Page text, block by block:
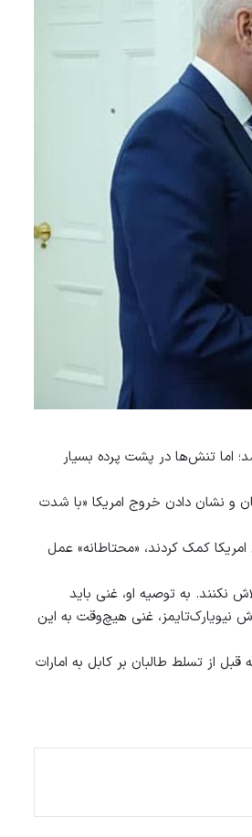
اما تنش‌ها در پشت پرده بسیار
و نشان دادن خروج امریکا «با شدت
کمک کردند، «محتاطانه» عمل
نکنند. به توصیه او، غنی باید
نیویارک‌تایمز، غنی هیچ‌وقت به این
از تسلط طالبان بر کابل به امارات